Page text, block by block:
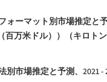
調査と検証
一次ソース
の前提条件と制限
地域別
析、2025-2034
経営判断ポイント
への影響要因
成長ドライバー
市場機会
4.2.1.2 欧州
4.2.1.5 中東・アフリカ
ストロー
ト麦わら
ォーマット別市場推定と
百万米ドル））（キロトン
2本紐ベール
市場推定と予測、2021 -